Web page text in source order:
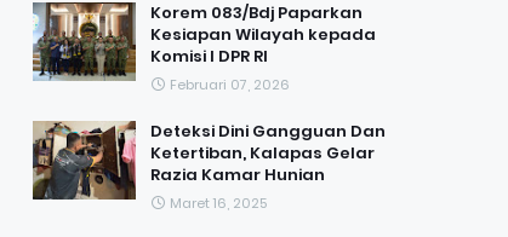
Korem 083/Bdj Paparkan
Kesiapan Wilayah kepada
Komisi I DPR RI
Februari 07, 2026
Deteksi Dini Gangguan Dan
Ketertiban, Kalapas Gelar
Razia Kamar Hunian
Maret 16, 2025